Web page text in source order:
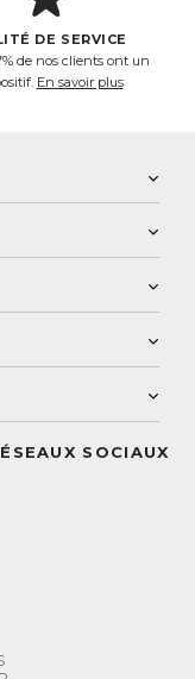
DE SERVICE
de nos clients ont un
En savoir plus
SOCIAUX